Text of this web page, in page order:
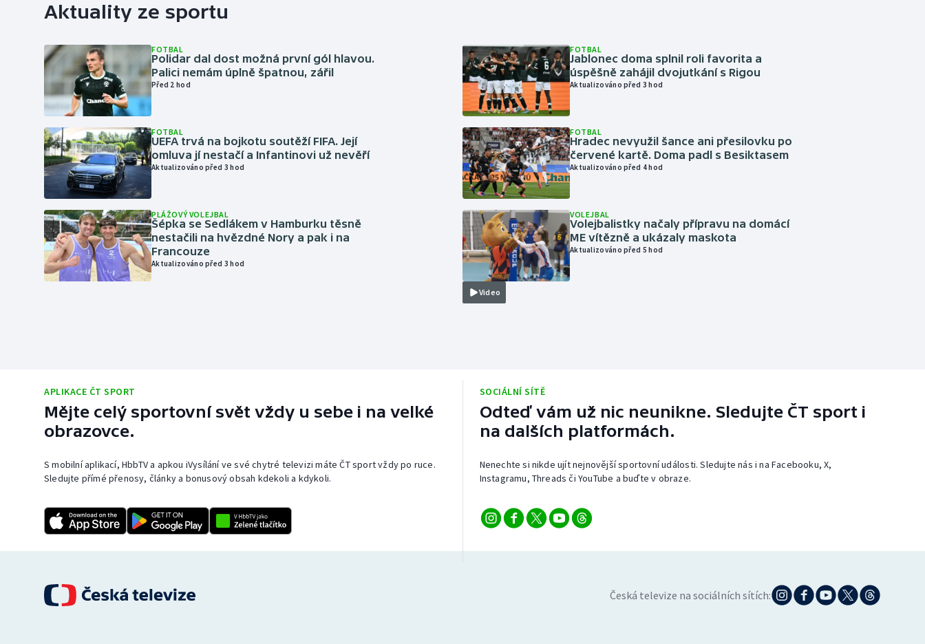
Aktuality ze sportu
FOTBAL
Polidar dal dost možná první gól hlavou.
Palici nemám úplně špatnou, zářil
Před 2 hod
FOTBAL
UEFA trvá na bojkotu soutěží FIFA. Její
omluva jí nestačí a Infantinovi už nevěří
Aktualizováno před 3 hod
PLÁŽOVÝ VOLEJBAL
Šépka se Sedlákem v Hamburku těsně
nestačili na hvězdné Nory a pak i na
Francouze
Aktualizováno před 3 hod
FOTBAL
Jablonec doma splnil roli favorita a
úspěšně zahájil dvojutkání s Rigou
Aktualizováno před 3 hod
FOTBAL
Hradec nevyužil šance ani přesilovku po
červené kartě. Doma padl s Besiktasem
Aktualizováno před 4 hod
Video
VOLEJBAL
Volejbalistky načaly přípravu na domácí
ME vítězně a ukázaly maskota
Aktualizováno před 5 hod
APLIKACE ČT SPORT
Mějte celý sportovní svět vždy u sebe i na velké
obrazovce.
S mobilní aplikací, HbbTV a apkou iVysílání ve své chytré televizi máte ČT sport vždy po ruce.
Sledujte přímé přenosy, články a bonusový obsah kdekoli a kdykoli.
SOCIÁLNÍ SÍTĚ
Odteď vám už nic neunikne. Sledujte ČT sport i
na dalších platformách.
Nenechte si nikde ujít nejnovější sportovní události. Sledujte nás i na Facebooku, X,
Instagramu, Threads či YouTube a buďte v obraze.
Česká televize na sociálních sítích: